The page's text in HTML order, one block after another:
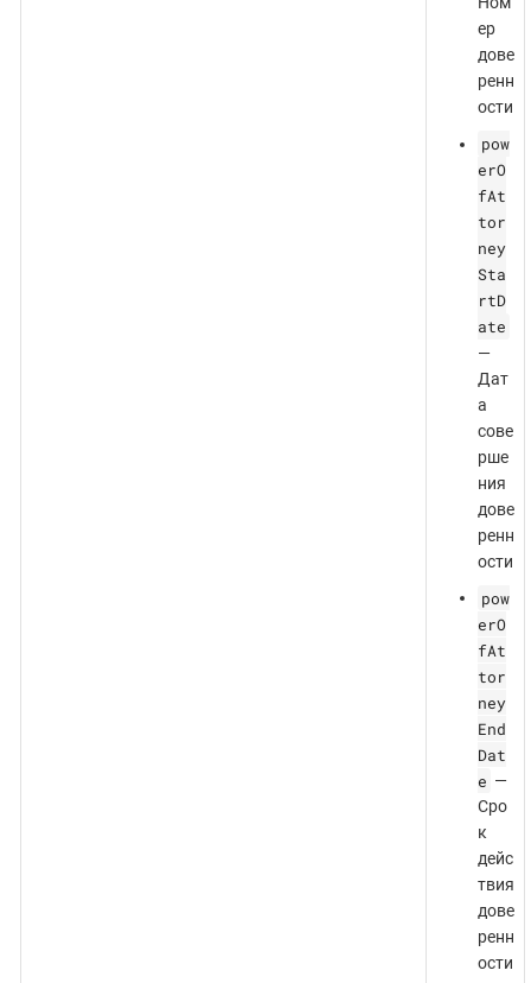
ер
дове
ренн
ости
pow
erO
fAt
tor
ney
Sta
rtD
ate
—
Дат
а
сове
рше
ния
дове
ренн
ости
pow
erO
fAt
tor
ney
End
Dat
e —
Сро
к
дейс
твия
дове
ренн
ости